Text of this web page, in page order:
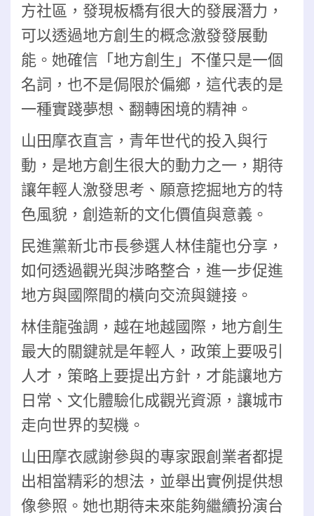
方社區，發現板橋有很大的發展潛力，
可以透過地方創生的概念激發發展動
能。她確信「地方創生」不僅只是一個
名詞，也不是侷限於偏鄉，這代表的是
一種實踐夢想、翻轉困境的精神。
山田摩衣直言，青年世代的投入與行
動，是地方創生很大的動力之一，期待
讓年輕人激發思考、願意挖掘地方的特
色風貌，創造新的文化價值與意義。
民進黨新北市長參選人林佳龍也分享，
如何透過觀光與涉略整合，進一步促進
地方與國際間的橫向交流與鏈接。
林佳龍強調，越在地越國際 ，地方創生
最大的關鍵就是年輕人，政策上要吸引
人才，策略上要提出方針，才能讓地方
日常、文化體驗化成觀光資源，讓城市
走向世界的契機。
山田摩衣感謝參與的專家跟創業者都提
出相當精彩的想法，並舉出實例提供想
像參照。她也期待未來能夠繼續扮演台